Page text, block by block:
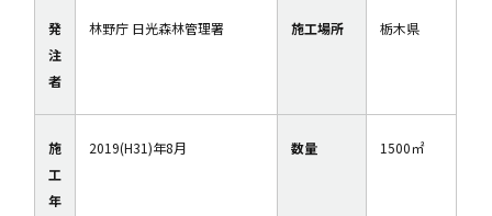
発
注
者
林野庁 日光森林管理署 施工場所 栃木県
施
工
年
2019(H31)年8月 数量 1500㎡